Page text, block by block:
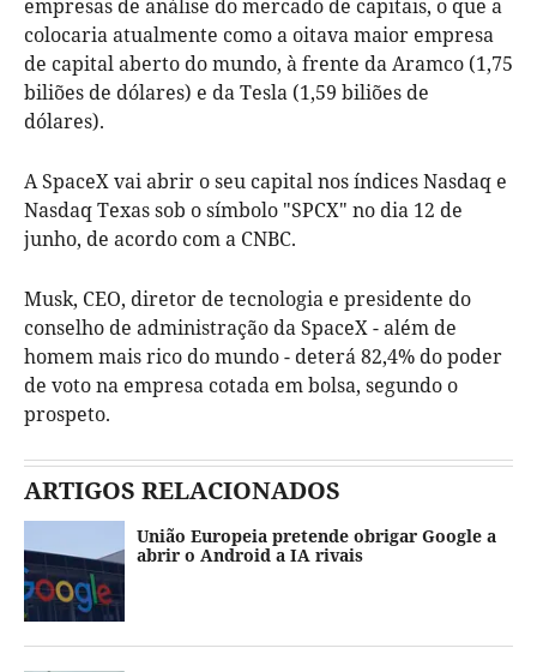
empresas de análise do mercado de capitais, o que a
colocaria atualmente como a oitava maior empresa
de capital aberto do mundo, à frente da Aramco (1,75
biliões de dólares) e da Tesla (1,59 biliões de
dólares).
A SpaceX vai abrir o seu capital nos índices Nasdaq e
Nasdaq Texas sob o símbolo "SPCX" no dia 12 de
junho, de acordo com a CNBC.
Musk, CEO, diretor de tecnologia e presidente do
conselho de administração da SpaceX - além de
homem mais rico do mundo - deterá 82,4% do poder
de voto na empresa cotada em bolsa, segundo o
prospeto.
ARTIGOS RELACIONADOS
União Europeia pretende obrigar Google a
abrir o Android a IA rivais